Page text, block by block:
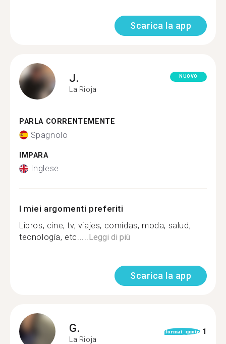
Scarica la app
J.
La Rioja
NUOVO
PARLA CORRENTEMENTE
Spagnolo
IMPARA
Inglese
I miei argomenti preferiti
Libros, cine, tv, viajes, comidas, moda, salud,
tecnología, etc.....Leggi di più
Scarica la app
G.
La Rioja
format_quote 1